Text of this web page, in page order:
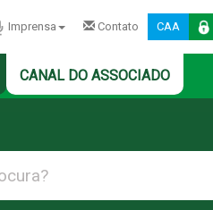
Imprensa Contato CAA
CANAL DO ASSOCIADO